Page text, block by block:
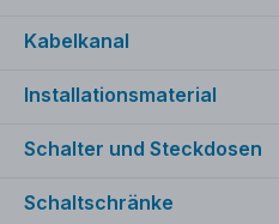
Kabelkanal
Installationsmaterial
Schalter und Steckdosen
Schaltschränke